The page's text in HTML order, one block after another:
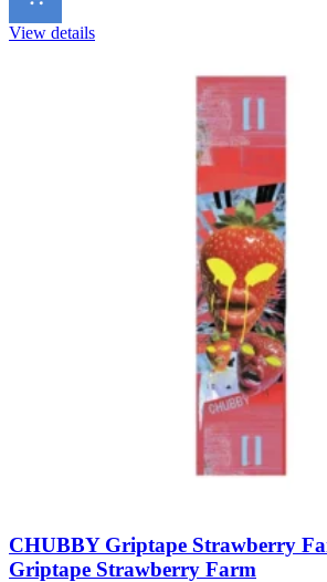
View details
CHUBBY Griptape Strawberry
Griptape Strawberry Farm